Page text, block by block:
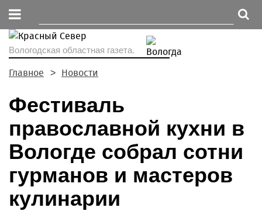
Вологодская областная газета.
Главное Новости
Фестиваль
православной кухни в
Вологде собрал сотни
гурманов и мастеров
кулинарии